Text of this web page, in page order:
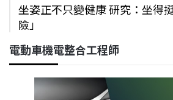
坐姿正不只變健康 研究：坐得
險」
電動車機電整合工程師